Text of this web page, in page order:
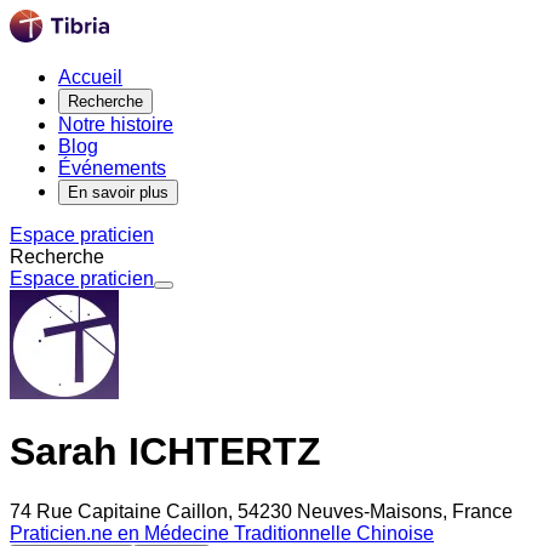
Accueil
Recherche
Notre histoire
Blog
Événements
En savoir plus
Espace praticien
Recherche
Espace praticien
Sarah ICHTERTZ
74 Rue Capitaine Caillon, 54230 Neuves-Maisons, France
Praticien.ne en Médecine Traditionnelle Chinoise